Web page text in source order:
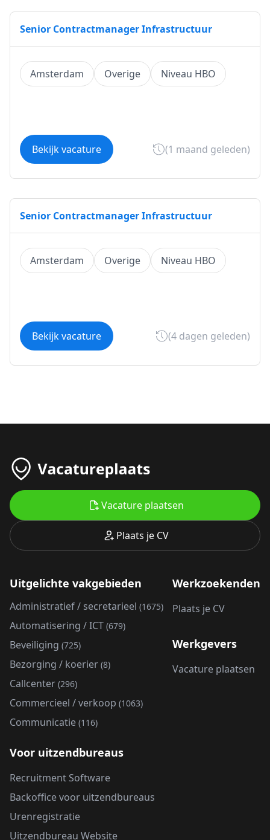
Senior Contractmanager Infrastructuur
Amsterdam Overige Niveau HBO
Bekijk vacature (1 maand geleden)
Senior Contractmanager Infrastructuur
Amsterdam Overige Niveau HBO
Bekijk vacature (4 dagen geleden)
Plaats je CV
Vacature plaatsen
Uitgelichte vakgebieden
Administratief / secretarieel (1675)
Automatisering / ICT (679)
Beveiliging (725)
Bezorging / koerier (8)
Callcenter (296)
Commercieel / verkoop (1063)
Communicatie (116)
Werkzoekenden
Plaats je CV
Werkgevers
Vacature plaatsen
Voor uitzendbureaus
Recruitment Software
Backoffice voor uitzendbureaus
Urenregistratie
Uitzendbureau Website